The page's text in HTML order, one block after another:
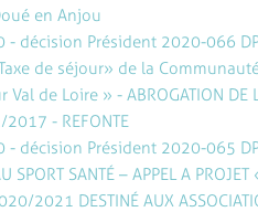
en Anjou
décision Président 2020-066
de séjour » de la
de Loire » - ABROGATION DE
- REFONTE
Président 2020-065 DP
SPORT SANTÉ – APPEL A PROJET
2021 DESTINÉ AUX